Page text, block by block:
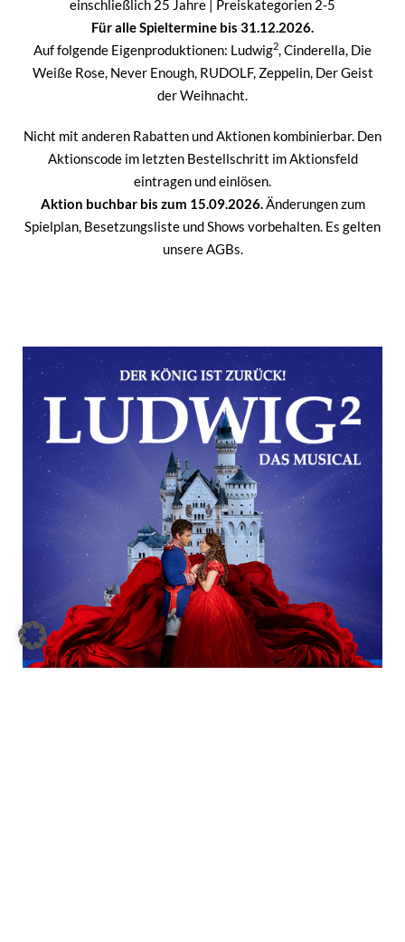
einschließlich 25 Jahre | Preiskategorien 2-5
Für alle Spieltermine bis 31.12.2026.
Auf folgende Eigenproduktionen: Ludwig2, Cinderella, Die
Weiße Rose, Never Enough, RUDOLF, Zeppelin, Der Geist
der Weihnacht.
Nicht mit anderen Rabatten und Aktionen kombinierbar. Den
Aktionscode im letzten Bestellschritt im Aktionsfeld
eintragen und einlösen.
Aktion buchbar bis zum 15.09.2026.Änderungen zum
Spielplan, Besetzungsliste und Shows vorbehalten. Es gelten
unsere AGBs.